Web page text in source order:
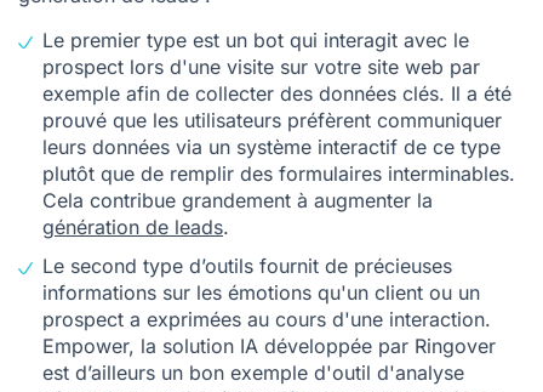
Le premier type est un bot qui interagit avec le
prospect lors d'une visite sur votre site web par
exemple afin de collecter des données clés. Il a été
prouvé que les utilisateurs préfèrent communiquer
leurs données via un système interactif de ce type
plutôt que de remplir des formulaires interminables.
Cela contribue grandement à augmenter la
génération de leads.
Le second type d’outils fournit de précieuses
informations sur les émotions qu'un client ou un
prospect a exprimées au cours d'une interaction.
Empower, la solution IA développée par Ringover
est d’ailleurs un bon exemple d'outil d'analyse